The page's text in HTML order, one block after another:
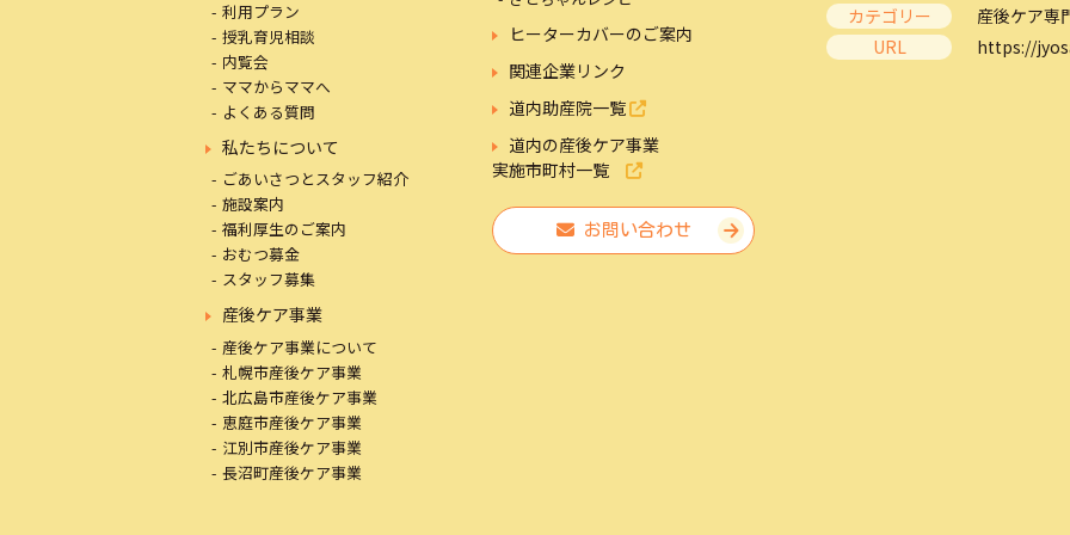
利用プラン
授乳育児相談
内覧会
ママからママへ
よくある質問
私たちについて
ごあいさつとスタッフ紹介
施設案内
福利厚生のご案内
おむつ募金
スタッフ募集
産後ケア事業
産後ケア事業について
札幌市産後ケア事業
北広島市産後ケア事業
恵庭市産後ケア事業
江別市産後ケア事業
長沼町産後ケア事業
ヒーターカバーのご案内
関連企業リンク
道内助産院一覧
道内の産後ケア事業
実施市町村一覧
お問い合わせ
カテゴリー
産後ケア専
URL
https://